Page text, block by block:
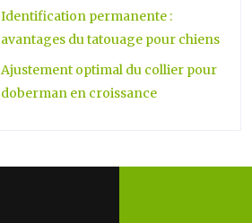
Identification permanente :
avantages du tatouage pour chiens
Ajustement optimal du collier pour
doberman en croissance